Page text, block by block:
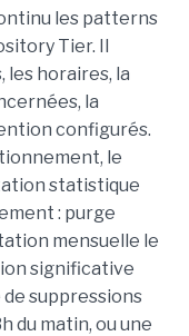
les patterns
Tier. Il
les horaires, la
la
configurés.
le
statistique
: purge
mensuelle le
significative
suppressions
du matin, ou une